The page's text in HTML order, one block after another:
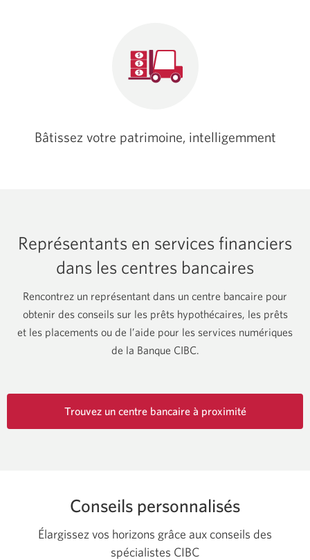
Bâtissez votre patrimoine, intelligemment
Représentants en services financiers
dans les centres bancaires
Rencontrez un représentant dans un centre bancaire pour
obtenir des conseils sur les prêts hypothécaires, les prêts
et les placements ou de l’aide pour les services numériques
de la Banque CIBC.
Trouvez un centre bancaire à proximité
navigateurConseils personnalisés
Élargissez vos horizons grâce aux conseils des
spécialistes CIBC